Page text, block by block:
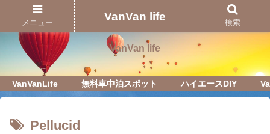
Just another WordPress site
VanVan life
VanVanLife 無料車中泊スポット ハイエースDIY
Pellucid
メニュー VanVan life 検索